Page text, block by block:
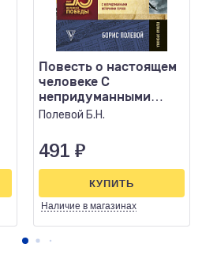
Повесть о настоящем
человеке С
непридуманными
историями героев
Полевой Б.Н.
491 ₽
Наличие в магазинах
КУПИТЬ